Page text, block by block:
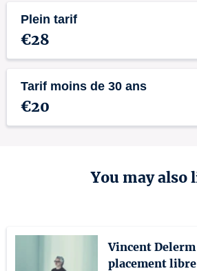
Plein tarif
€28
Tarif moins de 30 ans
€20
You may also
Vincent Delerm
placement